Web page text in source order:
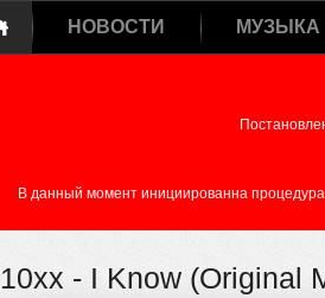
НОВОСТИ МУЗЫКА
В данный момент инициированна
10xx - I Know (Original